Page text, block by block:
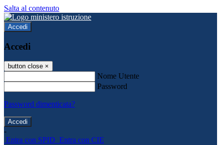
Salta al contenuto
Accedi
Accedi
button close ×
Nome Utente
Password
Password dimenticata?
-
Entra con SPID Entra con CIE